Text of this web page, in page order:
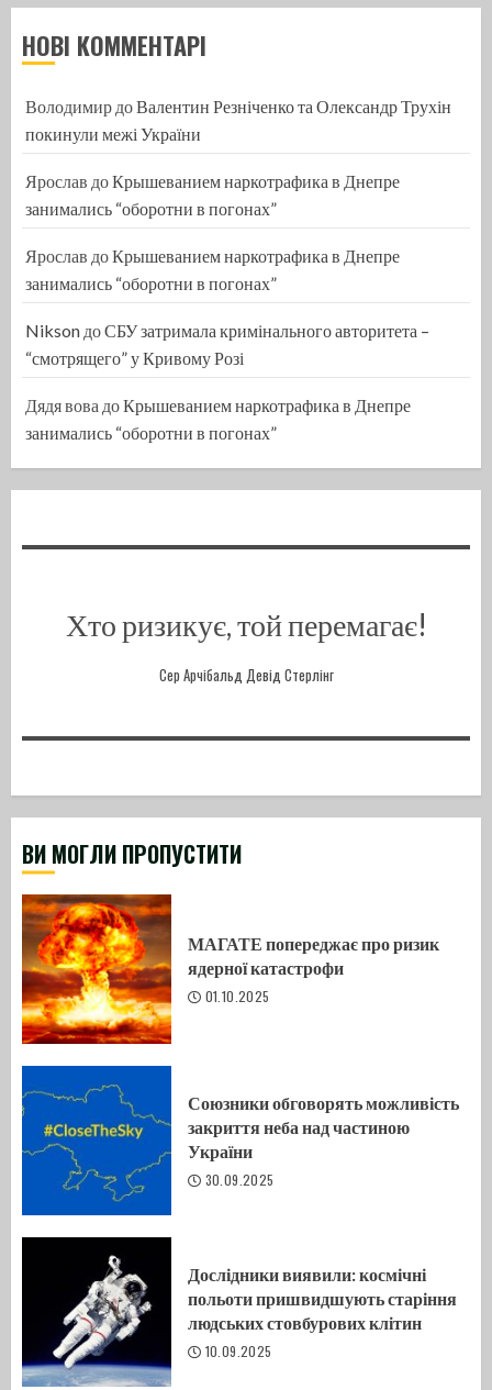
НОВІ КОММЕНТАРІ
Володимир доВалентин Резніченко та Олександр Трухін
покинули межі України
Ярослав доКрышеванием наркотрафика в Днепре
занимались “оборотни в погонах”
Ярослав доКрышеванием наркотрафика в Днепре
занимались “оборотни в погонах”
Nikson доСБУ затримала кримінального авторитета –
“смотрящего” у Кривому Розі
Дядя вова доКрышеванием наркотрафика в Днепре
занимались “оборотни в погонах”
Хто ризикує, той перемагає!
Сер Арчібальд Девід Стерлінг
ВИ МОГЛИ ПРОПУСТИТИ
МАГАТЕ попереджає про ризик
ядерної катастрофи
01.10.2025
Союзники обговорять можливість
закриття неба над частиною
України
30.09.2025
Дослідники виявили: космічні
польоти пришвидшують старіння
людських стовбурових клітин
10.09.2025